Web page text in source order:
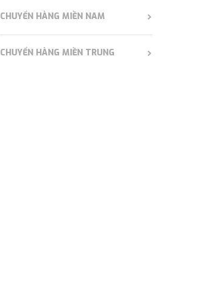
CHUYỂN HÀNG MIỀN NAM
CHUYỂN HÀNG MIỀN TRUNG